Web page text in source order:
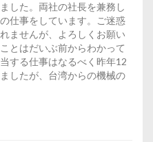
した。両社の社長を兼務し
仕事をしています。ご迷惑
ませんが、よろしくお願い
とはだいぶ前からわかって
する仕事はなるべく昨年12
したが、台湾からの機械の